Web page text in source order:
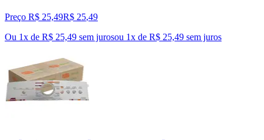
Preço R$ 25,49R$ 25,49
Ou 1x de R$ 25,49 sem jurosou 1x de R$ 25,49 sem juros